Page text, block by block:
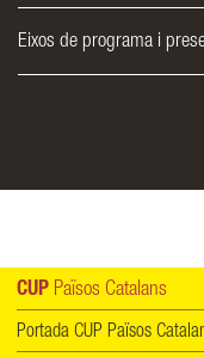
Eixos de programa i
CUP Països Catalans
Portada CUP Països